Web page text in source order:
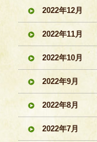
2022年12月
2022年11月
2022年10月
2022年9月
2022年8月
2022年7月